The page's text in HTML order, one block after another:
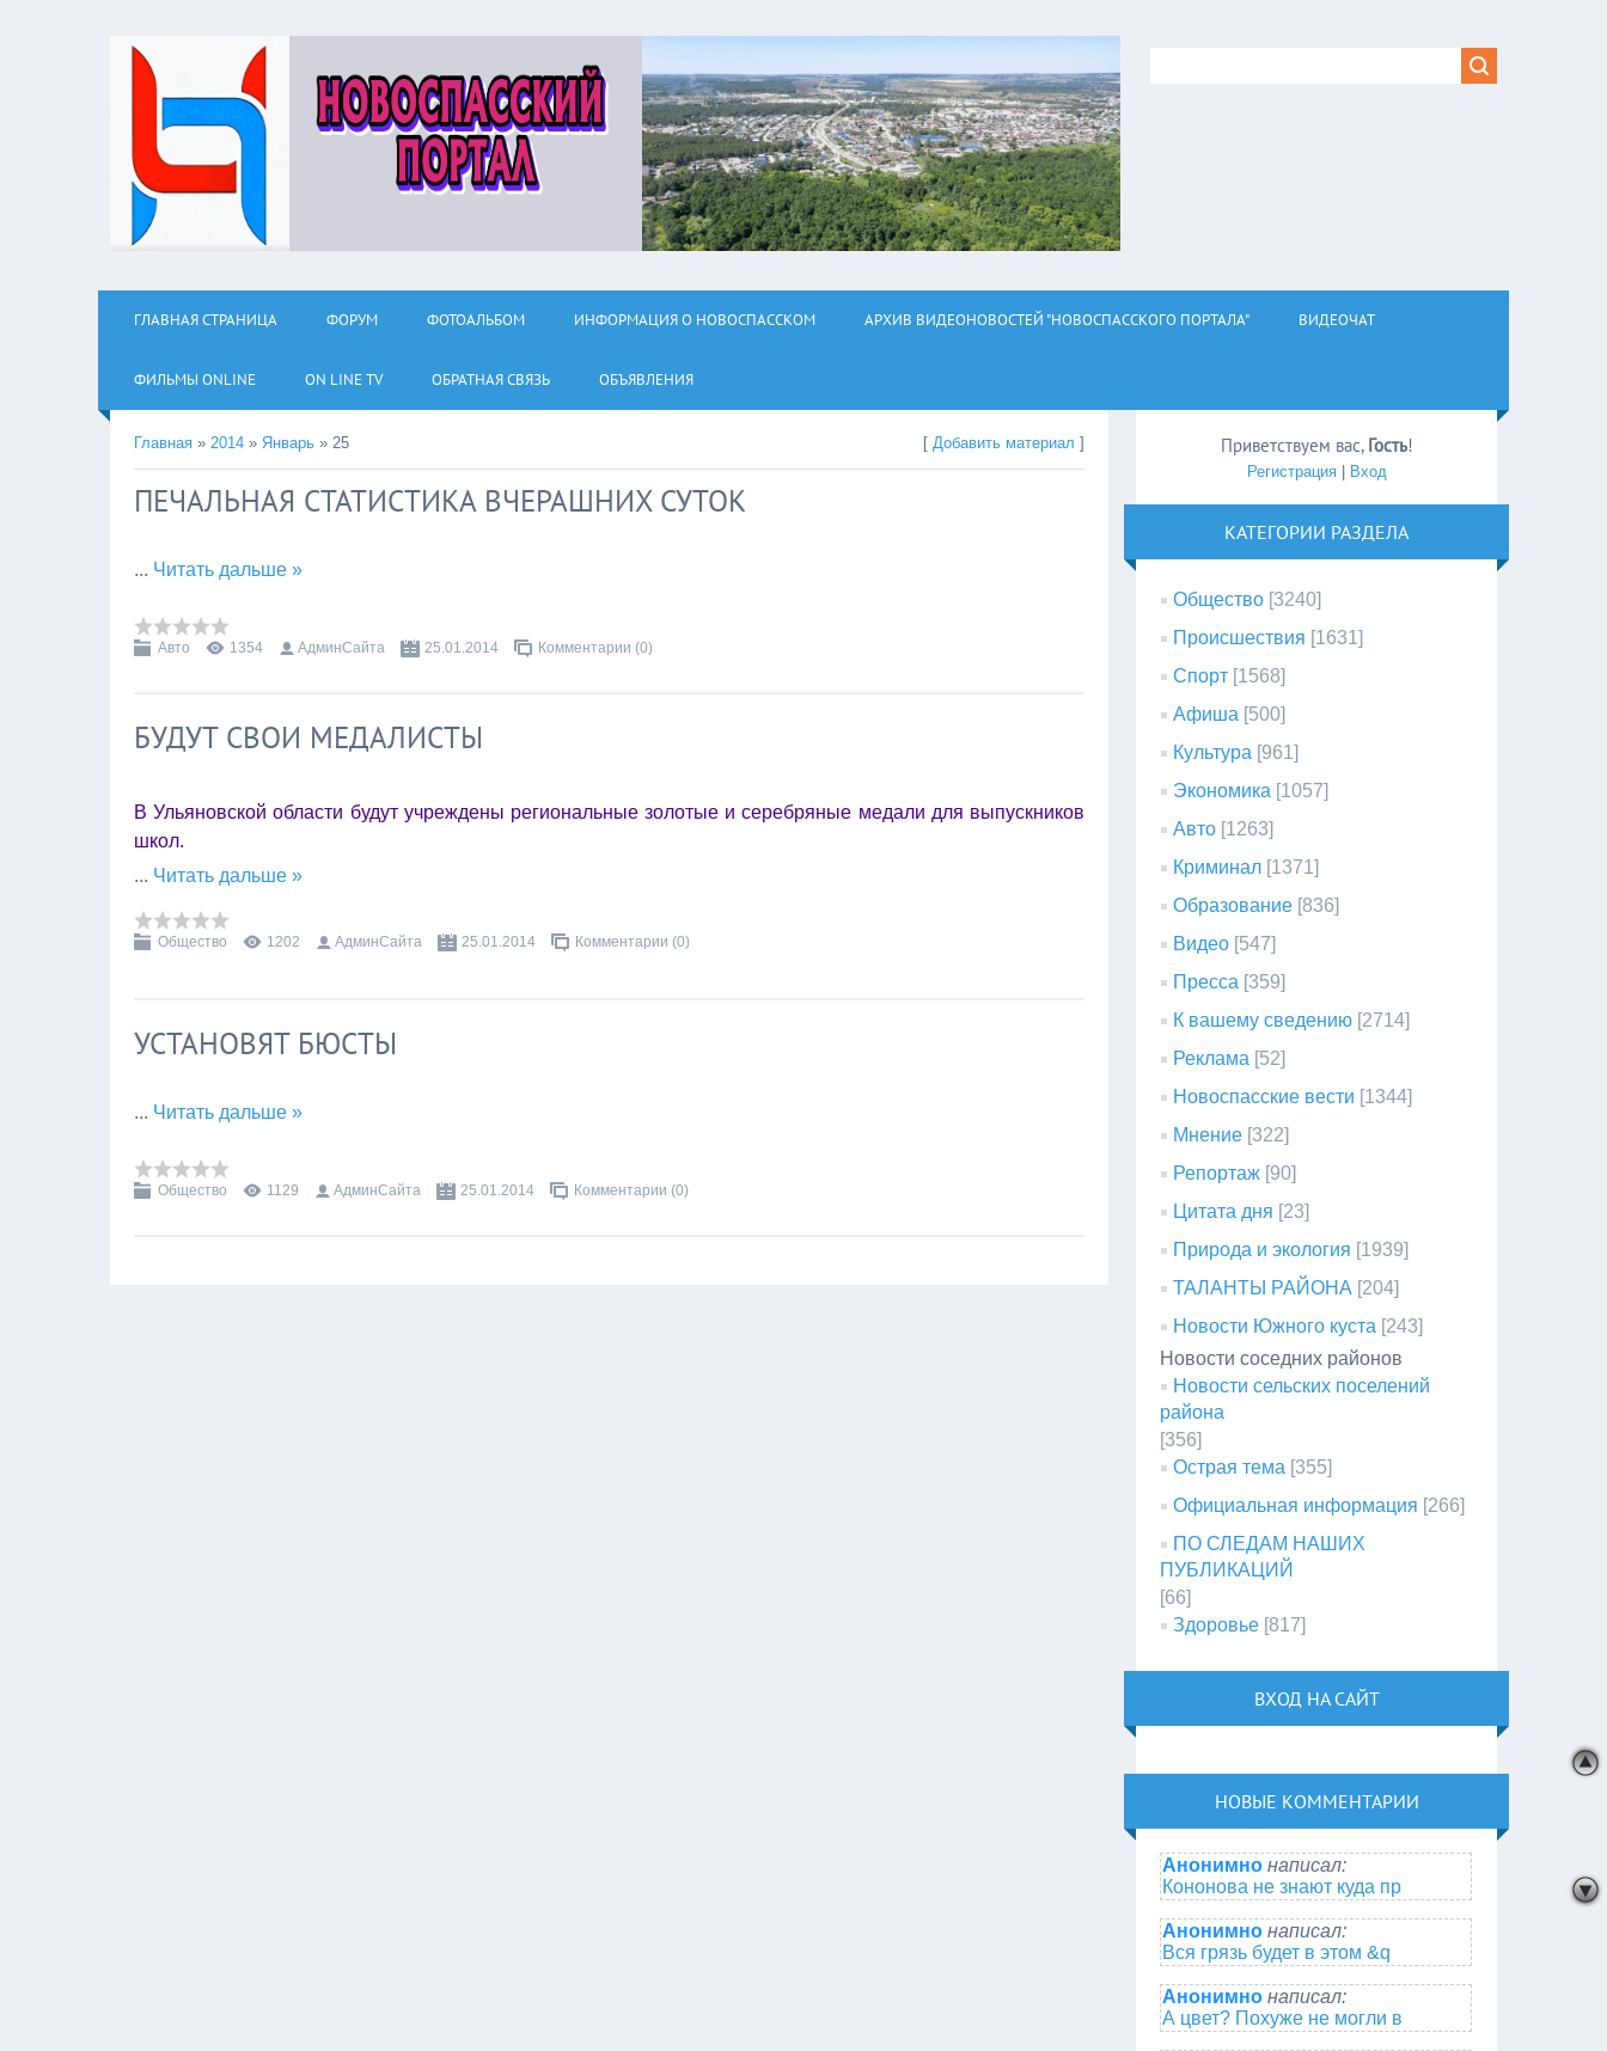
ГЛАВНАЯ СТРАНИЦА ФОРУМ ФОТОАЛЬБОМ ИНФОРМАЦИЯ О НОВОСПАССКОМ АРХИВ ВИДЕОНОВОСТЕЙ "НОВОСПАССКОГО ПОРТАЛА" ВИДЕОЧАТ
ФИЛЬМЫ ОNLINE ON LINE TV ОБРАТНАЯ СВЯЗЬ ОБЪЯВЛЕНИЯ
Главная » 2014 » Январь » 25 [Добавить материал ]
ПЕЧАЛЬНАЯ СТАТИСТИКА ВЧЕРАШНИХ СУТОК
... Читать дальше »
Авто 1354 АдминСайта 25.01.2014 Комментарии (0)
БУДУТ СВОИ МЕДАЛИСТЫ
В Ульяновской области будут учреждены региональные золотые и серебряные медали для выпускников
школ.
... Читать дальше »
Общество 1202 АдминСайта 25.01.2014 Комментарии (0)
УСТАНОВЯТ БЮСТЫ
... Читать дальше »
Общество 1129 АдминСайта 25.01.2014 Комментарии (0)
Приветствуем вас, Гость!
Регистрация| Вход
КАТЕГОРИИ РАЗДЕЛА
Общество [3240]
Происшествия [1631]
Спорт [1568]
Афиша [500]
Культура [961]
Экономика [1057]
Авто [1263]
Криминал [1371]
Образование [836]
Видео [547]
Пресса [359]
К вашему сведению [2714]
Реклама [52]
Новоспасские вести [1344]
Мнение [322]
Репортаж [90]
Цитата дня [23]
Природа и экология [1939]
ТАЛАНТЫ РАЙОНА [204]
Новости Южного куста [243]
Новости соседних районов
Новости сельских поселений
района
[356]
Острая тема [355]
Официальная информация [266]
ПО СЛЕДАМ НАШИХ
ПУБЛИКАЦИЙ
[66]
Здоровье [817]
ВХОД НА САЙТ
НОВЫЕ КОММЕНТАРИИ
Анонимно написал:
Кононова не знают куда пр
Анонимно написал:
Вся грязь будет в этом &q
Анонимно написал:
А цвет? Похуже не могли в